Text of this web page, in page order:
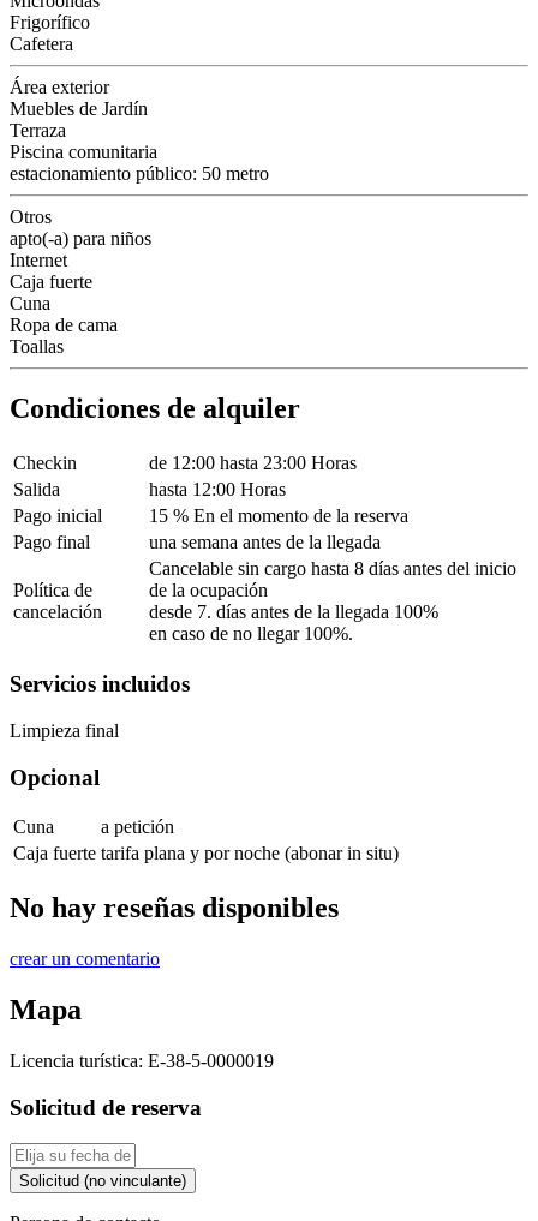
Frigorífico
Cafetera
Área exterior
Muebles de Jardín
Terraza
Piscina comunitaria
estacionamiento público: 50 metro
Otros
apto(-a) para niños
Internet
Caja fuerte
Cuna
Ropa de cama
Toallas
Condiciones de alquiler
Checkin
de 12:00 hasta 23:00 Horas
Salida
hasta 12:00 Horas
Pago inicial
15 % En el momento de la reserva
Pago final
una semana antes de la llegada
Política de
cancelación
Cancelable sin cargo hasta 8 días antes del inicio
de la ocupación
desde 7. días antes de la llegada 100%
en caso de no llegar 100%.
Servicios incluidos
Limpieza final
Opcional
Cuna
a petición
Caja fuerte tarifa plana y por noche (abonar in situ)
No hay reseñas disponibles
crear un comentario
Mapa
Licencia turística: E-38-5-0000019
Solicitud de reserva
Solicitud (no vinculante)